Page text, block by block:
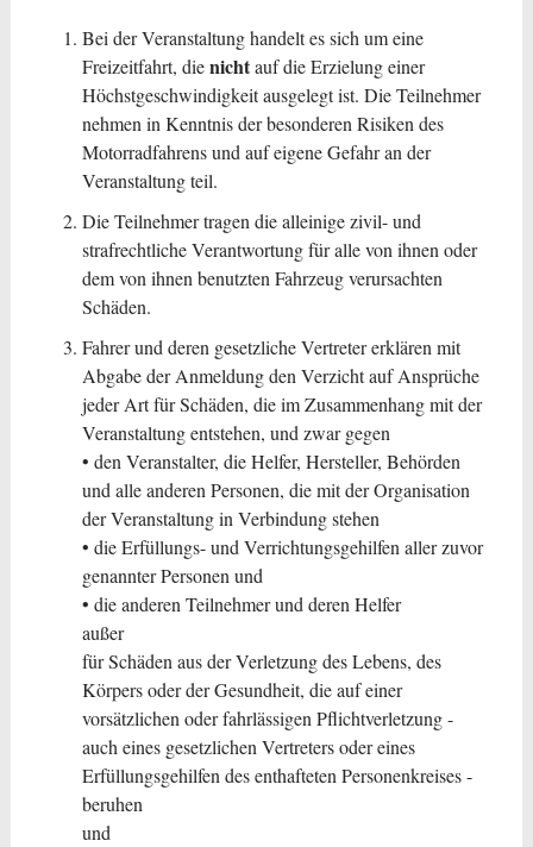
Bei der Veranstaltung handelt es sich um eine
Freizeitfahrt, dienichtauf die Erzielung einer
Höchstgeschwindigkeit ausgelegt ist. Die Teilnehmer
nehmen in Kenntnis der besonderen Risiken des
Motorradfahrens und auf eigene Gefahr an der
Veranstaltung teil.
Die Teilnehmer tragen die alleinige zivil- und
strafrechtliche Verantwortung für alle von ihnen oder
dem von ihnen benutzten Fahrzeug verursachten
Schäden.
Fahrer und deren gesetzliche Vertreter erklären mit
Abgabe der Anmeldung den Verzicht auf Ansprüche
jeder Art für Schäden, die im Zusammenhang mit der
Veranstaltung entstehen, und zwar gegen
• den Veranstalter, die Helfer, Hersteller, Behörden
und alle anderen Personen, die mit der Organisation
der Veranstaltung in Verbindung stehen
• die Erfüllungs- und Verrichtungsgehilfen aller zuvor
genannter Personen und
• die anderen Teilnehmer und deren Helfer
außer
für Schäden aus der Verletzung des Lebens, des
Körpers oder der Gesundheit, die auf einer
vorsätzlichen oder fahrlässigen Pflichtverletzung -
auch eines gesetzlichen Vertreters oder eines
Erfüllungsgehilfen des enthafteten Personenkreises -
beruhen
und